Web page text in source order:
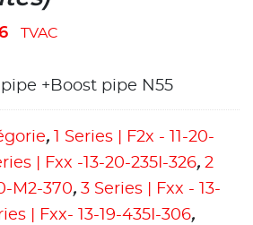
TVAC
+Boost pipe N55
,
1 Series | F2x - 11-20-
| Fxx -13-20-235I-326, 2
M2-370, 3 Series | Fxx - 13-
| Fxx- 13-19-435I-306,